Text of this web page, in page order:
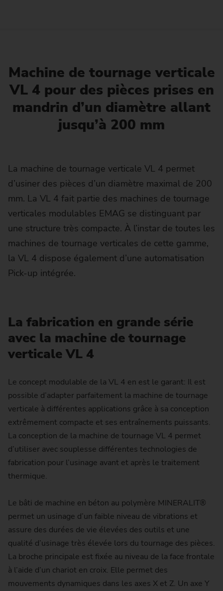
Machine de tournage verticale
VL 4 pour des pièces prises en
mandrin d’un diamètre allant
jusqu’à 200 mm
La machine de tournage verticale VL 4 permet
d’usiner des pièces d’un diamètre maximal de 200
mm. La VL 4 fait partie des machines de tournage
verticales modulables EMAG se distinguant par
une structure très compacte. À l’instar de toutes les
machines de tournage verticales de cette gamme,
la VL 4 dispose également d’une automatisation
Pick-up intégrée.
La fabrication en grande série
avec la machine de tournage
verticale VL 4
Le concept modulable de la VL 4 en est le garant: Il est
possible d’adapter parfaitement la machine de tournage
verticale à différentes applications grâce à sa conception
extrêmement compacte et ses entraînements puissants.
La conception de la machine de tournage VL 4 permet
d’utiliser avec souplesse différentes technologies de
fabrication pour l’usinage avant et après le traitement
thermique.
Le bâti de machine en béton au polymère MINERALIT®
permet un usinage d’un faible niveau de vibrations et
assure des durées de vie élevées des outils et une
qualité d’usinage très élevée lors du tournage des pièces.
La broche principale est fixée au niveau de la face frontale
à l’aide d’un chariot en croix. Elle permet des
mouvements dynamiques dans les axes X et Z. Un axe Y